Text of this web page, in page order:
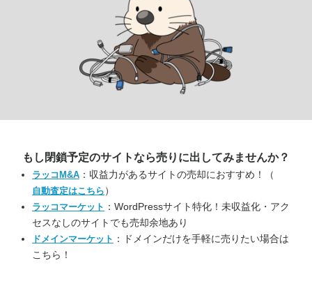
もし閉鎖予定のサイトなら売りに出してみませんか？
ラッコM&A ：収益力があるサイトの売却におすすめ！（
自動査定はこちら ）
ラッコマーケット ：WordPressサイト特化！未収益化・アク
セスなしのサイトでも売却余地あり
ドメインマーケット ：ドメインだけを手軽に売りたい場合は
こちら！